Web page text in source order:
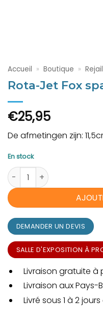
Accueil » Boutique »
Rota-Jet Fox
€25,95
De afmetingen zijn:
En stock
quantité de Rota-Jet Fox
DEMANDER UN DEVIS
SALLE D'EXPOSITION À
Livraison gratuite à
Livraison aux Pays-
Livré sous 1 à 2